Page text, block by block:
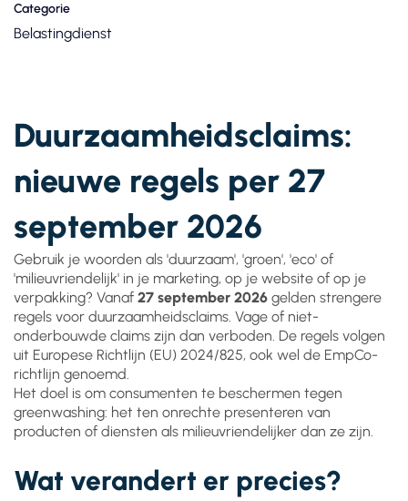
Categorie
Belastingdienst
Duurzaamheidsclaims:
nieuwe regels per 27
september 2026
Gebruik je woorden als 'duurzaam', 'groen', 'eco' of
'milieuvriendelijk' in je marketing, op je website of op je
verpakking? Vanaf 27 september 2026 gelden strengere
regels voor duurzaamheidsclaims. Vage of niet-
onderbouwde claims zijn dan verboden. De regels volgen
uit Europese Richtlijn (EU) 2024/825, ook wel de EmpCo-
richtlijn genoemd.
Het doel is om consumenten te beschermen tegen
greenwashing: het ten onrechte presenteren van
producten of diensten als milieuvriendelijker dan ze zijn.
Wat verandert er precies?